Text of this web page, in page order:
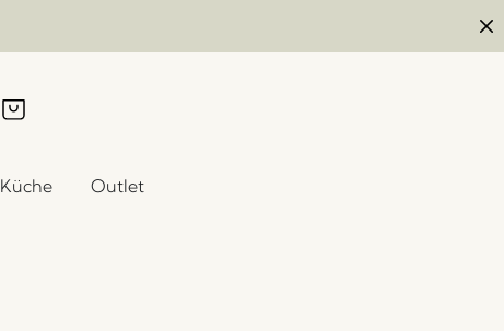
Küche Outlet